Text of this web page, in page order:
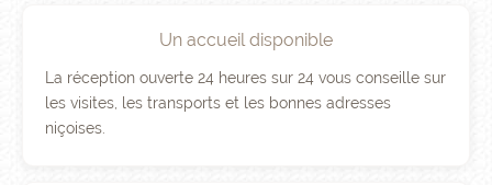
Un accueil disponible
La réception ouverte 24 heures sur 24 vous conseille sur
les visites, les transports et les bonnes adresses
niçoises.